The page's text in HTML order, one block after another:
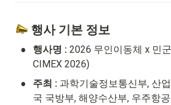
행사 기본 정보
• 행사명 : 2026 무인이동체 x 민
CIMEX 2026)
• 주최 : 과학기술정보통신부, 산
국 국방부, 해양수산부, 우주항